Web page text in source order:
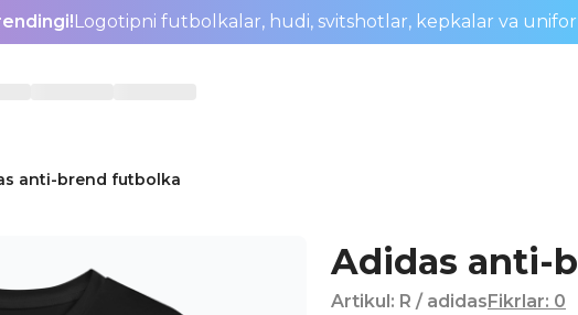
Logotipni futbolkalar, hudi, svitshotlar, kepkalar va
anti-brend futbolka
Adidas anti-
Artikul: R / adidasFikrlar: 0